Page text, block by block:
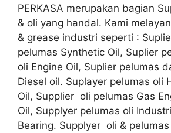
PERKASA merupakan bagian
& oli yang handal. Kami
& grease industri seperti :
pelumas Synthetic Oil, Suplier
oli Engine Oil, Suplier pelumas
Diesel oil. Suplayer pelumas oli
Oil, Supplier oli pelumas Gas
Oil, Supplyer pelumas oli
Bearing. Supplyer oli &